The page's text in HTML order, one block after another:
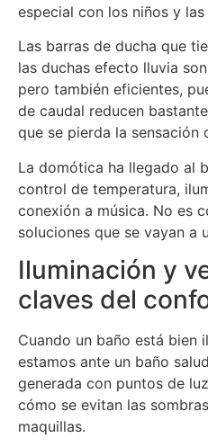
especial con los niños y
Las barras de ducha que
las duchas efecto lluvia
pero también eficientes,
de caudal reducen
que se pierda la sensación
La domótica ha llegado al
control de temperatura,
conexión a música. No es
soluciones que se vayan a
Iluminación y
claves del
Cuando un baño está bien
estamos ante un baño
generada con puntos de
cómo se evitan las
maquillas.